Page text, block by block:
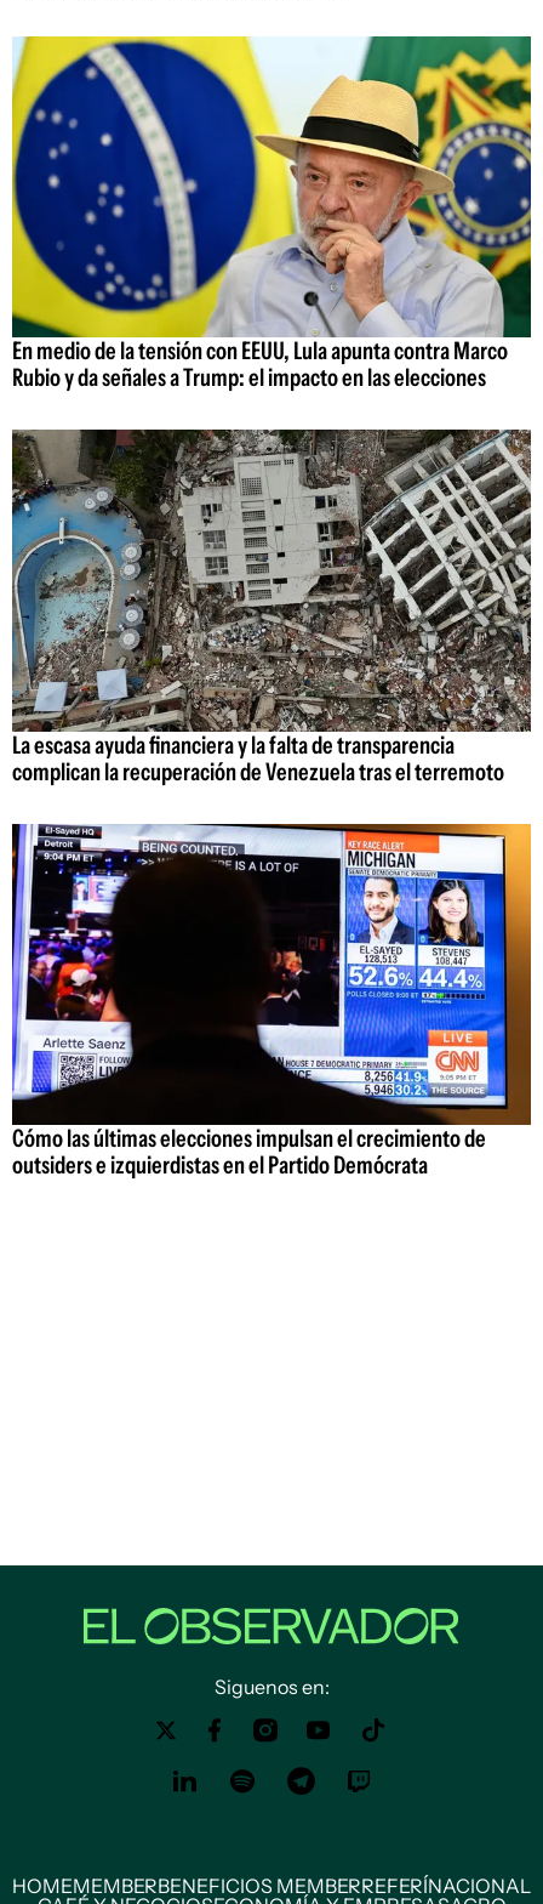
En medio de la tensión con EEUU, Lula apunta contra Marco
Rubio y da señales a Trump: el impacto en las elecciones
La escasa ayuda financiera y la falta de transparencia
complican la recuperación de Venezuela tras el terremoto
Cómo las últimas elecciones impulsan el crecimiento de
outsiders e izquierdistas en el Partido Demócrata
Siguenos en:
HOMEMEMBERBENEFICIOS MEMBERREFERÍNACIONAL